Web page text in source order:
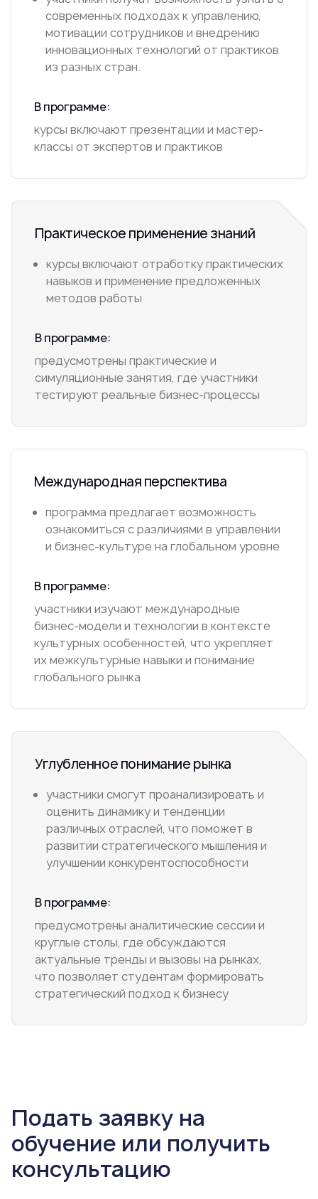
современных подходах к управлению,
мотивации сотрудников и внедрению
инновационных технологий от практиков
из разных стран.
В программе:
курсы включают презентации и мастер-
классы от экспертов и практиков
Практическое применение знаний
курсы включают отработку практических
навыков и применение предложенных
методов работы
В программе:
предусмотрены практические и
симуляционные занятия, где участники
тестируют реальные бизнес-процессы
Международная перспектива
программа предлагает возможность
ознакомиться с различиями в управлении
и бизнес-культуре на глобальном уровне
В программе:
участники изучают международные
бизнес-модели и технологии в контексте
культурных особенностей, что укрепляет
их межкультурные навыки и понимание
глобального рынка
Углубленное понимание рынка
участники смогут проанализировать и
оценить динамику и тенденции
различных отраслей, что поможет в
развитии стратегического мышления и
улучшении конкурентоспособности
В программе:
предусмотрены аналитические сессии и
круглые столы, где обсуждаются
актуальные тренды и вызовы на рынках,
что позволяет студентам формировать
стратегический подход к бизнесу
Подать заявку на
обучение или получить
консультацию